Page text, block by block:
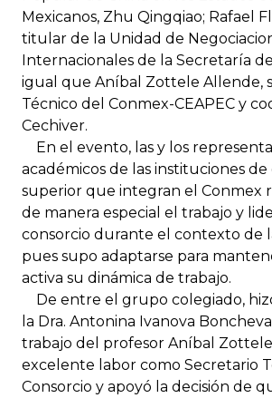
Mexicanos, Zhu Qingqiao; Rafael
titular de la Unidad de
Internacionales de la Secretaría
igual que Aníbal Zottele Allende,
Técnico del Conmex-CEAPEC y
Cechiver.
En el evento, las y los
académicos de las instituciones
superior que integran el Conmex
de manera especial el trabajo y
consorcio durante el contexto de
pues supo adaptarse para
activa su dinámica de trabajo.
De entre el grupo colegiado,
la Dra. Antonina Ivanova
trabajo del profesor Aníbal
excelente labor como Secretario
Consorcio y apoyó la decisión de